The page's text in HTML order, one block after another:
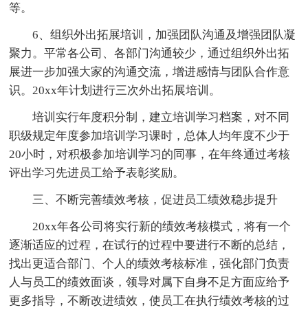
等。
6、组织外出拓展培训，加强团队沟通及增强团队凝
聚力。平常各公司、各部门沟通较少，通过组织外出拓
展进一步加强大家的沟通交流，增进感情与团队合作意
识。20xx年计划进行三次外出拓展培训。
培训实行年度积分制，建立培训学习档案，对不同
职级规定年度参加培训学习课时，总体人均年度不少于
20小时，对积极参加培训学习的同事，在年终通过考核
评出学习先进员工给予表彰奖励。
三、不断完善绩效考核，促进员工绩效稳步提升
20xx年各公司将实行新的绩效考核模式，将有一个
逐渐适应的过程，在试行的过程中要进行不断的总结，
找出更适合部门、个人的绩效考核标准，强化部门负责
人与员工的绩效面谈，领导对属下自身不足方面应给予
更多指导，不断改进绩效，使员工在执行绩效考核的过